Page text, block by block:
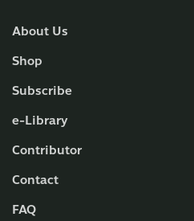
About Us
Shop
Subscribe
e-Library
Contributor
Contact
FAQ